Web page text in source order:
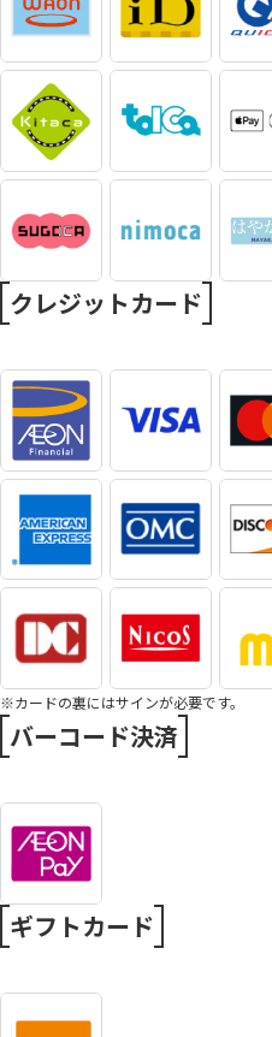
クレジットカード
※カードの裏にはサインが必要です。
バーコード決済
ギフトカード